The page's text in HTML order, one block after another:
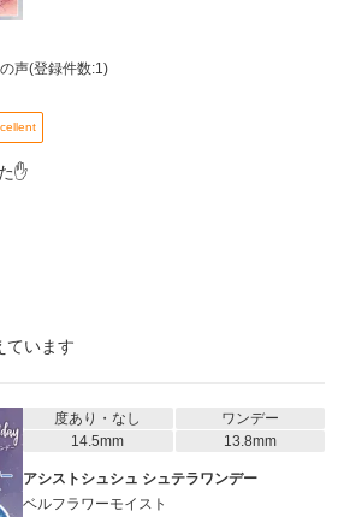
声(登録件数:1)
✋
ています
度あり・なし
ワンデー
14.5mm
13.8mm
アシストシュシュ シュテラワンデー
ベルフラワーモイスト